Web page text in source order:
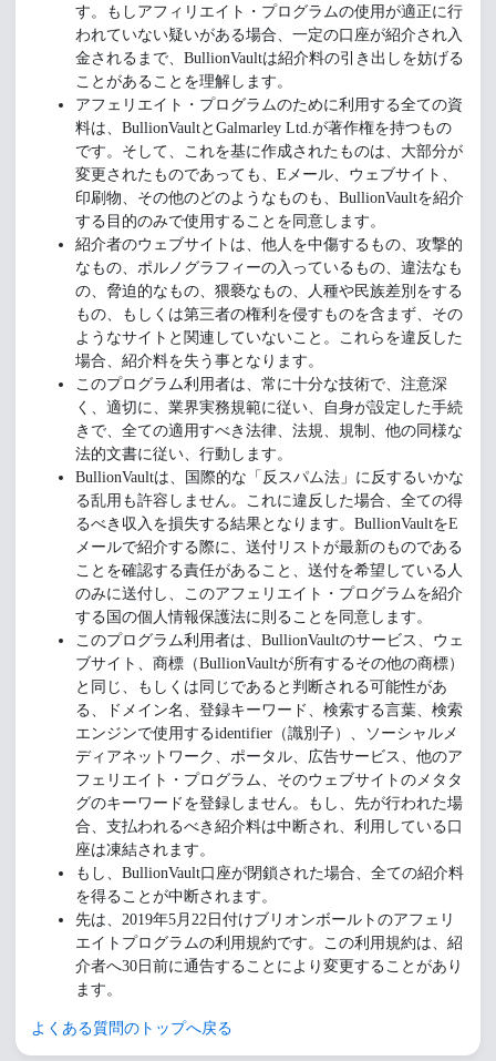
す。もしアフィリエイト・プログラムの使用が適正に行
われていない疑いがある場合、一定の口座が紹介され入
金されるまで、BullionVaultは紹介料の引き出しを妨げる
ことがあることを理解します。
アフェリエイト・プログラムのために利用する全ての資
料は、BullionVaultとGalmarley Ltd.が著作権を持つもの
です。そして、これを基に作成されたものは、大部分が
変更されたものであっても、Eメール、ウェブサイト、
印刷物、その他のどのようなものも、BullionVaultを紹介
する目的のみで使用することを同意します。
紹介者のウェブサイトは、他人を中傷するもの、攻撃的
なもの、ポルノグラフィーの入っているもの、違法なも
の、脅迫的なもの、猥褻なもの、人種や民族差別をする
もの、もしくは第三者の権利を侵すものを含まず、その
ようなサイトと関連していないこと。これらを違反した
場合、紹介料を失う事となります。
このプログラム利用者は、常に十分な技術で、注意深
く、適切に、業界実務規範に従い、自身が設定した手続
きで、全ての適用すべき法律、法規、規制、他の同様な
法的文書に従い、行動します。
BullionVaultは、国際的な「反スパム法」に反するいかな
る乱用も許容しません。これに違反した場合、全ての得
るべき収入を損失する結果となります。BullionVaultをE
メールで紹介する際に、送付リストが最新のものである
ことを確認する責任があること、送付を希望している人
のみに送付し、このアフェリエイト・プログラムを紹介
する国の個人情報保護法に則ることを同意します。
このプログラム利用者は、BullionVaultのサービス、ウェ
ブサイト、商標（BullionVaultが所有するその他の商標）
と同じ、もしくは同じであると判断される可能性があ
る、ドメイン名、登録キーワード、検索する言葉、検索
エンジンで使用するidentifier（識別子）、ソーシャルメ
ディアネットワーク、ポータル、広告サービス、他のア
フェリエイト・プログラム、そのウェブサイトのメタタ
グのキーワードを登録しません。もし、先が行われた場
合、支払われるべき紹介料は中断され、利用している口
座は凍結されます。
もし、BullionVault口座が閉鎖された場合、全ての紹介料
を得ることが中断されます。
先は、2019年5月22日付けブリオンボールトのアフェリ
エイトプログラムの利用規約です。この利用規約は、紹
介者へ30日前に通告することにより変更することがあり
ます。
よくある質問のトップへ戻る